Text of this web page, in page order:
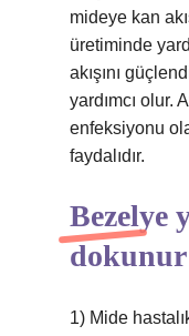
mideye kan
üretiminde
akışını
yardımcı olur.
enfeksiyonu
faydalıdır.
Bezelye
1) Mide